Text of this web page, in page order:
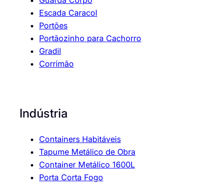
Escada Caracol
Portões
Portãozinho para Cachorro
Gradil
Corrimão
Indústria
Containers Habitáveis
Tapume Metálico de Obra
Container Metálico 1600L
Porta Corta Fogo